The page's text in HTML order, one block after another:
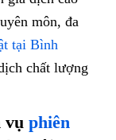
môn, đa
tại Bình
chất lượng
vụ phiên